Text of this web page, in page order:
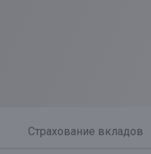
Страхование вкладов